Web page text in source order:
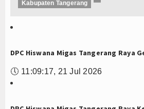
Kabupaten Tangerang
DPC Hiswana Migas Tangerang Raya
🕔 11:09:17, 21 Jul 2026